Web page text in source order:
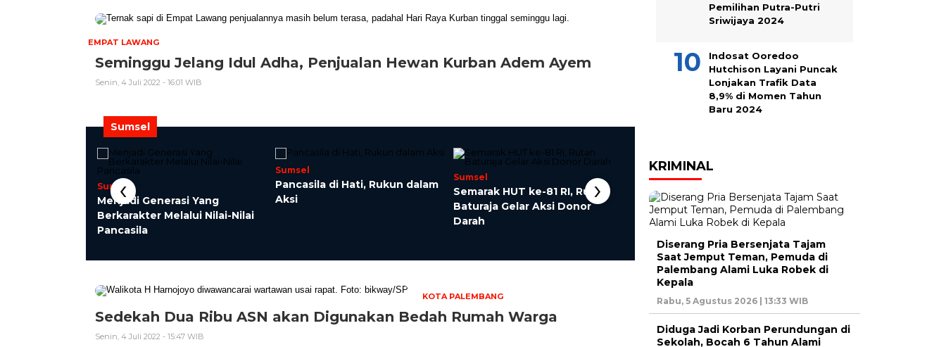
EMPAT LAWANG
Seminggu Jelang Idul Adha, Penjualan Hewan Kurban Adem Ayem
Senin, 4 Juli 2022 - 16:01 WIB
Sumsel
Sumsel
Menjadi Generasi Yang
Berkarakter Melalui Nilai-Nilai
Pancasila
Sumsel
Pancasila di Hati, Rukun dalam
Aksi
Sumsel
Semarak HUT ke-81 RI, Rutan
Baturaja Gelar Aksi Donor
Darah
Karyawan Swasta di Palembang
Ditusuk Berkali-kali, Keluarga
Lapor ke Polisi
Hindari Jalan Rusak,
Pengendara Motor
Martadinata Palembang
‹ ›
KOTA PALEMBANG
Sedekah Dua Ribu ASN akan Digunakan Bedah Rumah Warga
Senin, 4 Juli 2022 - 15:47 WIB
Pemilihan Putra-Putri
Sriwijaya 2024
Indosat Ooredoo
Hutchison Layani Puncak
Lonjakan Trafik Data
8,9% di Momen Tahun
Baru 2024
KRIMINAL
Diserang Pria Bersenjata Tajam
Saat Jemput Teman, Pemuda di
Palembang Alami Luka Robek di
Kepala
Rabu, 5 Agustus 2026 | 13:33 WIB
Diduga Jadi Korban Perundungan di
Sekolah, Bocah 6 Tahun Alami